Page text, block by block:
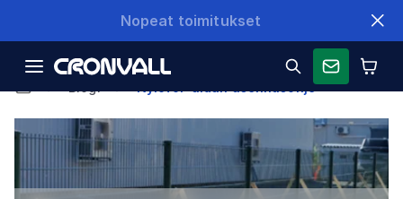
Nopeat toimitukset
Nylofor-aidan asennusohje